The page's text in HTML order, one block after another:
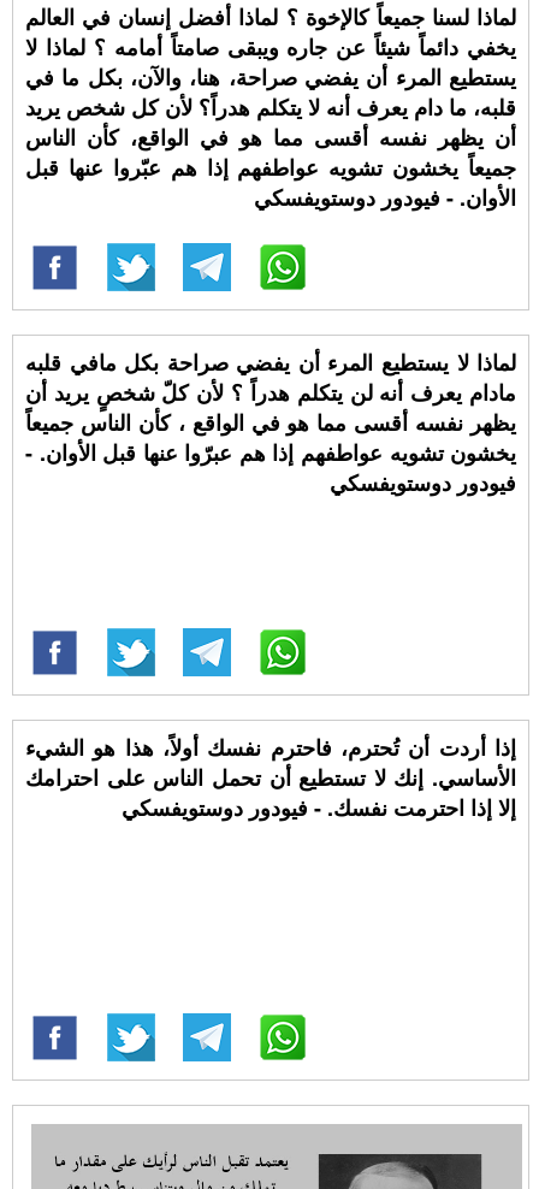
لماذا لسنا جميعاً كالإخوة ؟ لماذا أفضل إنسان في العالم
يخفي دائماً شيئاً عن جاره ويبقى صامتاً أمامه ؟ لماذا لا
يستطيع المرء أن يفضي صراحة، هنا، والآن، بكل ما في
قلبه، ما دام يعرف أنه لا يتكلم هدراً؟ لأن كل شخص يريد
أن يظهر نفسه أقسى مما هو في الواقع، كأن الناس
جميعاً يخشون تشويه عواطفهم إذا هم عبّروا عنها قبل
الأوان. - فيودور دوستويفسكي
لماذا لا يستطيع المرء أن يفضي صراحة بكل مافي قلبه
مادام يعرف أنه لن يتكلم هدراً ؟ لأن كلّ شخصٍ يريد أن
يظهر نفسه أقسى مما هو في الواقع ، كأن الناس جميعاً
يخشون تشويه عواطفهم إذا هم عبرّوا عنها قبل الأوان. -
فيودور دوستويفسكي
إذا أردت أن تُحترم، فاحترم نفسك أولاً، هذا هو الشيء
الأساسي. إنك لا تستطيع أن تحمل الناس على احترامك
إلا إذا احترمت نفسك. - فيودور دوستويفسكي